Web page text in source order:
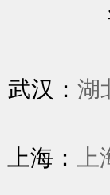
武汉： 湖
上海：